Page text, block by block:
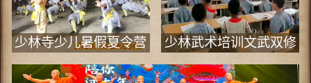
少林寺少儿暑假夏令营
少林武术培训文武双修
班